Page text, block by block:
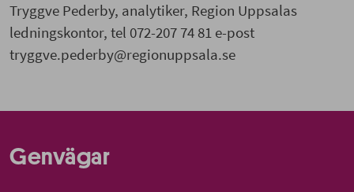
Tryggve Pederby, analytiker, Region Uppsalas
ledningskontor, tel 072-207 74 81 e-post
tryggve.pederby@regionuppsala.se
Genvägar